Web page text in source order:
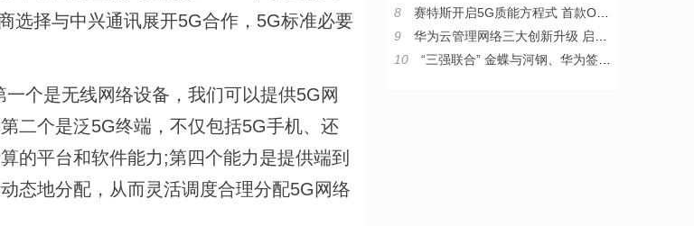
选择与中兴通讯展开5G合作，5G标准必要
个是无线网络设备，我们可以提供5G网
二个是泛5G终端，不仅包括5G手机、还
的平台和软件能力;第四个能力是提供端到
态地分配，从而灵活调度合理分配5G网络
8
赛特斯开启5G质能方程式 首款O-RAN基站新品问世
9
华为云管理网络三大创新升级 启动伙伴招募计划
10
“三强联合” 金蝶与河钢、华为签署共建工业互联网平台合作框架协议